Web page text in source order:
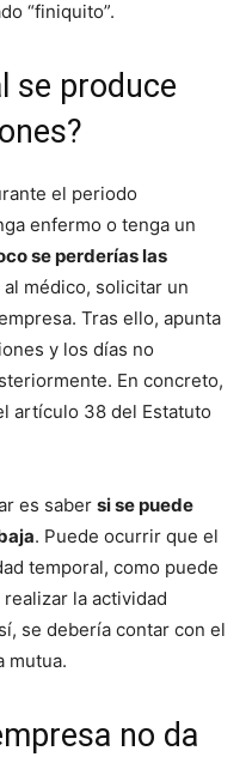
“finiquito”.
se produce
el periodo
enfermo o tenga un
se perderías las
médico, solicitar un
Tras ello, apunta
y los días no
En concreto,
artículo 38 del Estatuto
es saber si se puede
. Puede ocurrir que el
temporal, como puede
la actividad
se debería contar con el
mutua.
no da